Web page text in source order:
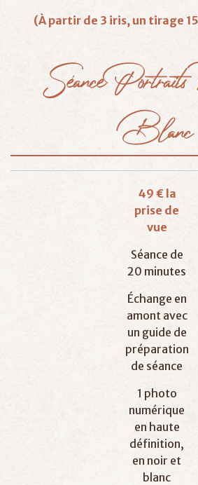
(À partir de 3 iris, un tirage
SéancePortraits
Blanc
49 € la
prise de
vue
Séance de
20 minutes
Échange en
amont avec
un guide de
préparation
de séance
1 photo
numérique
en haute
définition,
en noir et
blanc